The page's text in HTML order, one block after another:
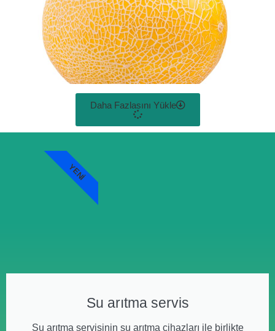
Daha Fazlasını Yükle
Su arıtma servis
Su arıtma servisinin su arıtma cihazları ile birlikte
YENI